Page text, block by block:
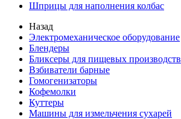
Шприцы для наполнения колбас
Назад
Электромеханическое оборудование
Блендеры
Бликсеры для пищевых производств
Взбиватели барные
Гомогенизаторы
Кофемолки
Куттеры
Машины для измельчения сухарей